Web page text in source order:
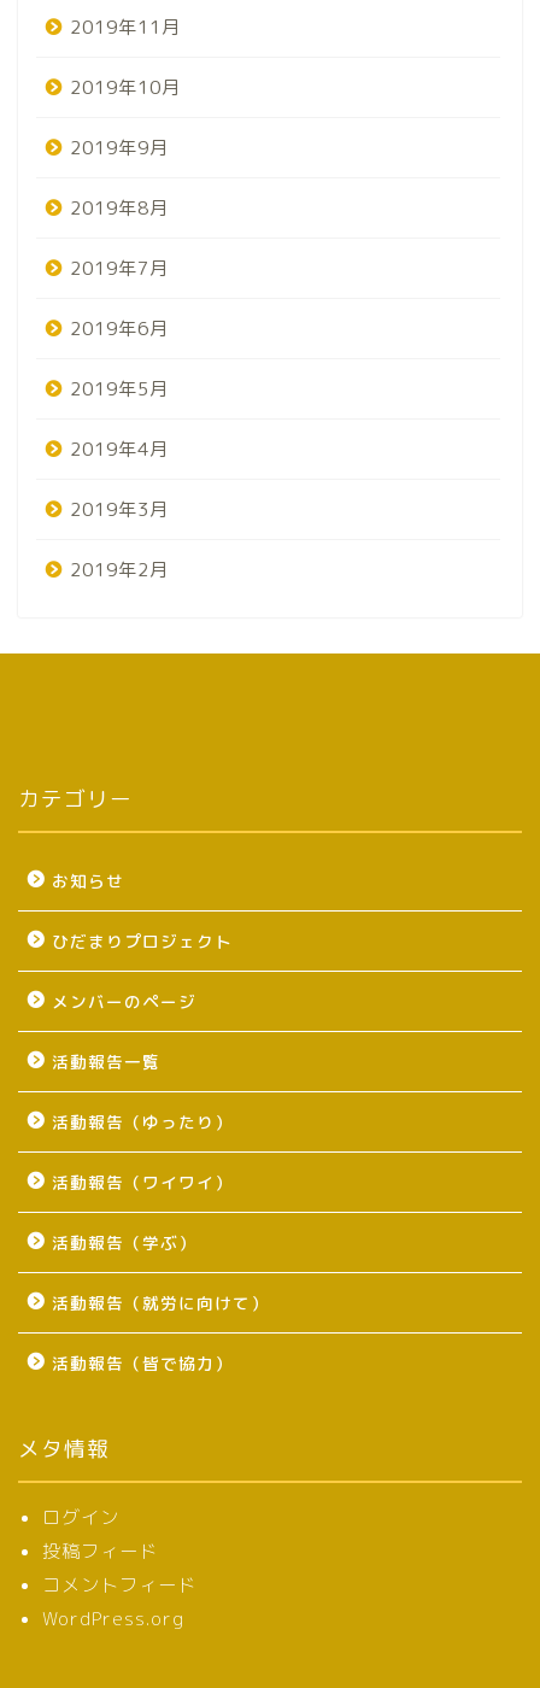
2019年11月
2019年10月
2019年9月
2019年8月
2019年7月
2019年6月
2019年5月
2019年4月
2019年3月
2019年2月
カテゴリー
お知らせ
ひだまりプロジェクト
メンバーのページ
活動報告一覧
活動報告（ゆったり）
活動報告（ワイワイ）
活動報告（学ぶ）
活動報告（就労に向けて）
活動報告（皆で協力）
メタ情報
ログイン
投稿フィード
コメントフィード
WordPress.org